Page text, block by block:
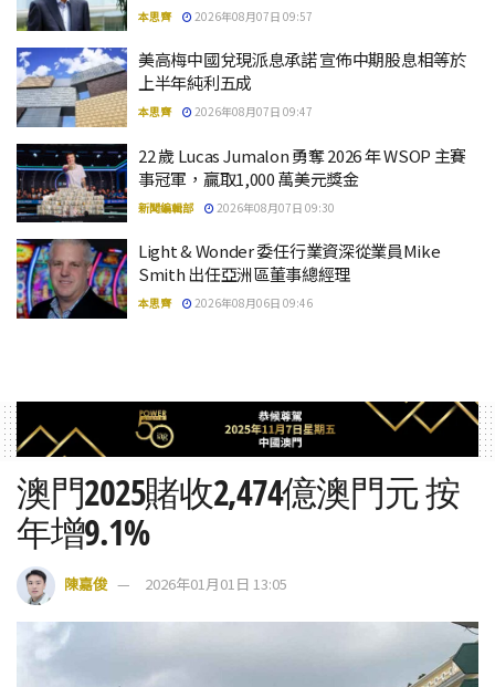
本思齊 2026年08月07日 09:57
美高梅中國兌現派息承諾 宣佈中期股息相等於
上半年純利五成
本思齊 2026年08月07日 09:47
22 歲 Lucas Jumalon 勇奪 2026 年 WSOP 主賽
事冠軍，贏取1,000 萬美元獎金
新聞編輯部 2026年08月07日 09:30
Light & Wonder 委任行業資深從業員Mike
Smith 出任亞洲區董事總經理
本思齊 2026年08月06日 09:46
澳門2025賭收2,474億澳門元 按
年增9.1%
陳嘉俊 2026年01月01日 13:05